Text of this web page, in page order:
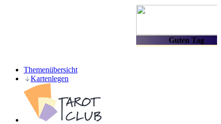
Themenübersicht
Kartenlegen